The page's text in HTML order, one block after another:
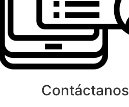
Contáctanos